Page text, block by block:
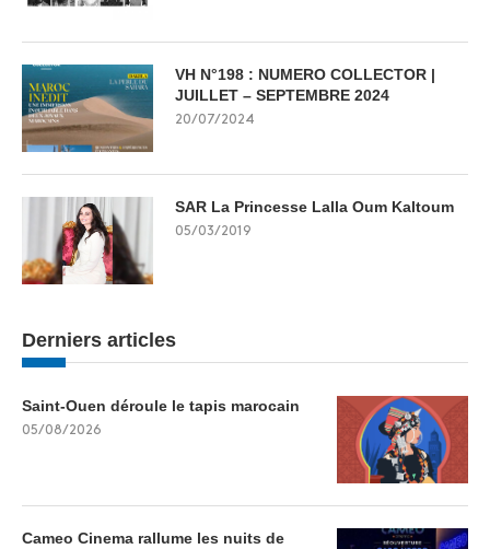
VH N°198 : NUMERO COLLECTOR |
JUILLET – SEPTEMBRE 2024
20/07/2024
SAR La Princesse Lalla Oum Kaltoum
05/03/2019
Derniers articles
Saint-Ouen déroule le tapis marocain
05/08/2026
Cameo Cinema rallume les nuits de